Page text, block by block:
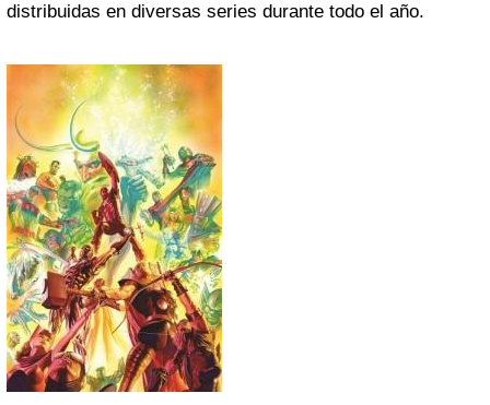
distribuidas en diversas series durante todo el año.